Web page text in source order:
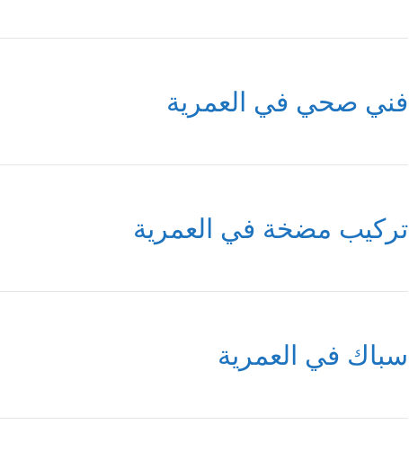
فني صحي في العمرية
تركيب مضخة في العمرية
سباك في العمرية